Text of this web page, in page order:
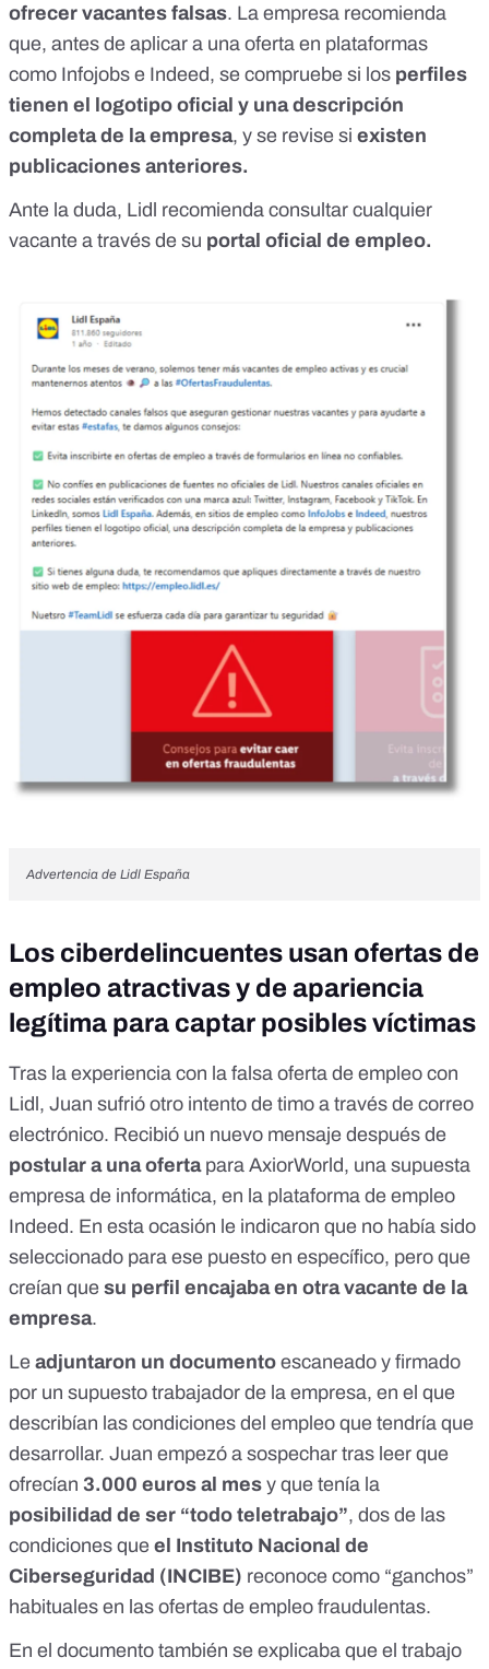
ofrecer vacantes falsas. La empresa recomienda
que, antes de aplicar a una oferta en plataformas
como Infojobs e Indeed, se compruebe si los perfiles
tienen el logotipo oficial y una descripción
completa de la empresa, y se revise si existen
publicaciones anteriores.
Ante la duda, Lidl recomienda consultar cualquier
vacante a través de su portal oficial de empleo.
Advertencia de Lidl España
Los ciberdelincuentes usan ofertas de
empleo atractivas y de apariencia
legítima para captar posibles víctimas
Tras la experiencia con la falsa oferta de empleo con
Lidl, Juan sufrió otro intento de timo a través de correo
electrónico. Recibió un nuevo mensaje después de
postular a una oferta para AxiorWorld, una supuesta
empresa de informática, en la plataforma de empleo
Indeed. En esta ocasión le indicaron que no había sido
seleccionado para ese puesto en específico, pero que
creían que su perfil encajaba en otra vacante de la
empresa.
Le adjuntaron un documento escaneado y firmado
por un supuesto trabajador de la empresa, en el que
describían las condiciones del empleo que tendría que
desarrollar. Juan empezó a sospechar tras leer que
ofrecían 3.000 euros al mes y que tenía la
posibilidad de ser “todo teletrabajo”, dos de las
condiciones que el Instituto Nacional de
Ciberseguridad (INCIBE) reconoce como “ganchos”
habituales en las ofertas de empleo fraudulentas.
En el documento también se explicaba que el trabajo